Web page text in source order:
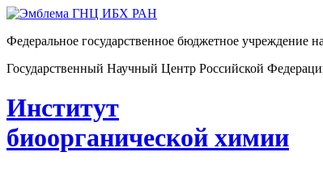
Федеральное государственное бюджетное учреждение
Государственный Научный Центр Российской
Институт
биоорганической химии